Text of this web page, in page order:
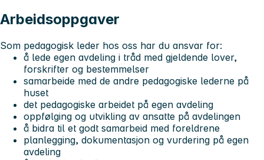
Arbeidsoppgaver
Som pedagogisk leder hos oss har du ansvar for:
å lede egen avdeling i tråd med gjeldende lover,
forskrifter og bestemmelser
samarbeide med de andre pedagogiske lederne på
huset
det pedagogiske arbeidet på egen avdeling
oppfølging og utvikling av ansatte på avdelingen
å bidra til et godt samarbeid med foreldrene
planlegging, dokumentasjon og vurdering på egen
avdeling